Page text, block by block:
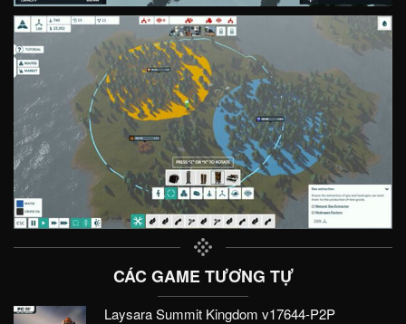
CÁC GAME TƯƠNG TỰ
Laysara Summit Kingdom v17644-P2P